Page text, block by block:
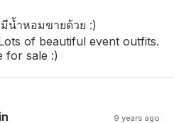
น้ำหอมขายด้วย :)
of beautiful event outfits.
for sale :)
9 years ago